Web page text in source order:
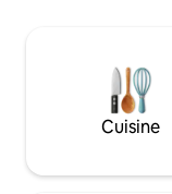
Cuisine